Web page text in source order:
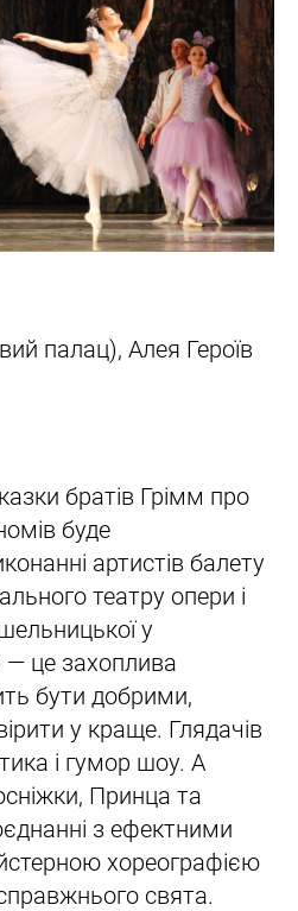
палац), Алея Героїв
братів Грімм про
буде
артистів балету
театру опери і
у
— це захоплива
бути добрими,
у краще. Глядачів
і гумор шоу. А
Принца та
з ефектними
хореографією
свята.